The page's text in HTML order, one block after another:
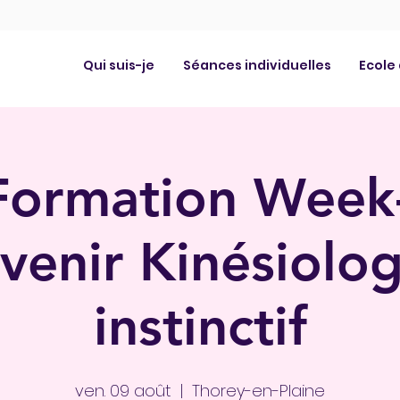
Qui suis-je Séances individuelles
instinctif
ven. 09 août
  |
Thorey-en-Plaine